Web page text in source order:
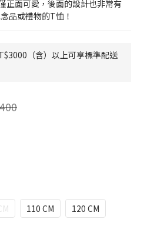
正面可愛，後面的設計也非常有
品或禮物的T恤！
（含）以上可享標準配送
110 CM
120 CM